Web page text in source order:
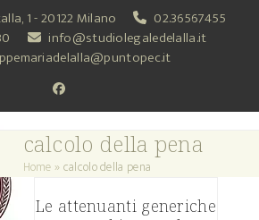
1 - 20122 Milano
02.36567455
info@studiolegaledelalla.it
Facebook
calcolo della pena
Home »calcolo della pena
Le attenuanti generiche